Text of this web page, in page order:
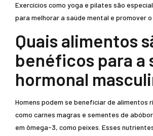
Exercícios como yoga e pilates são
para melhorar a saúde mental e promover o
Quais alimentos
benéficos para a
hormonal
Homens podem se beneficiar de alimentos
como carnes magras e sementes de
em ômega-3, como peixes. Esses